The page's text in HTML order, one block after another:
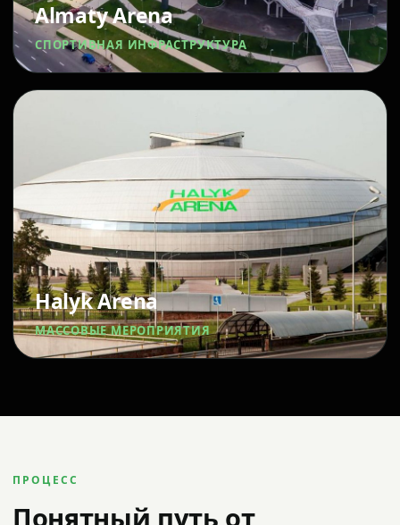
Almaty Arena
СПОРТИВНАЯ ИНФРАСТРУКТУРА
Halyk Arena
МАССОВЫЕ МЕРОПРИЯТИЯ
ПРОЦЕСС
Понятный путь от